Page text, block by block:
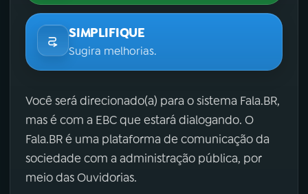
SIMPLIFIQUE
Sugira melhorias.
Você será direcionado(a) para o sistema Fala.BR,
mas é com a EBC que estará dialogando. O
Fala.BR é uma plataforma de comunicação da
sociedade com a administração pública, por
meio das Ouvidorias.